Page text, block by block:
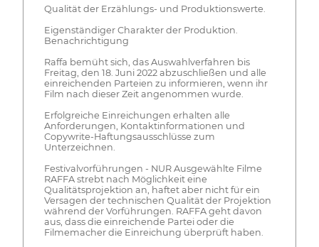
Qualität der Erzählungs- und Produktionswerte.
Eigenständiger Charakter der Produktion.
Benachrichtigung
Raffa bemüht sich, das Auswahlverfahren bis
Freitag, den 18. Juni 2022 abzuschließen und alle
einreichenden Parteien zu informieren, wenn ihr
Film nach dieser Zeit angenommen wurde.
Erfolgreiche Einreichungen erhalten alle
Anforderungen, Kontaktinformationen und
Copywrite-Haftungsausschlüsse zum
Unterzeichnen.
Festivalvorführungen - NUR Ausgewählte Filme
RAFFA strebt nach Möglichkeit eine
Qualitätsprojektion an, haftet aber nicht für ein
Versagen der technischen Qualität der Projektion
während der Vorführungen. RAFFA geht davon
aus, dass die einreichende Partei oder die
Filmemacher die Einreichung überprüft haben.